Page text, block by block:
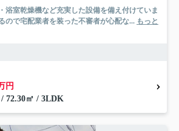
浴室乾燥機など充実した設備を備え付けていま
ので宅配業者を装った不審者が心配な... もっと
円
72.30㎡ / 3LDK